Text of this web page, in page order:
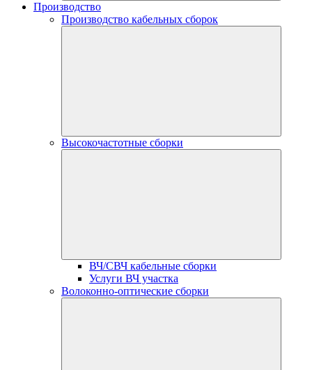
Производство
Производство кабельных сборок
Высокочастотные сборки
ВЧ/СВЧ кабельные сборки
Услуги ВЧ участка
Волоконно-оптические сборки